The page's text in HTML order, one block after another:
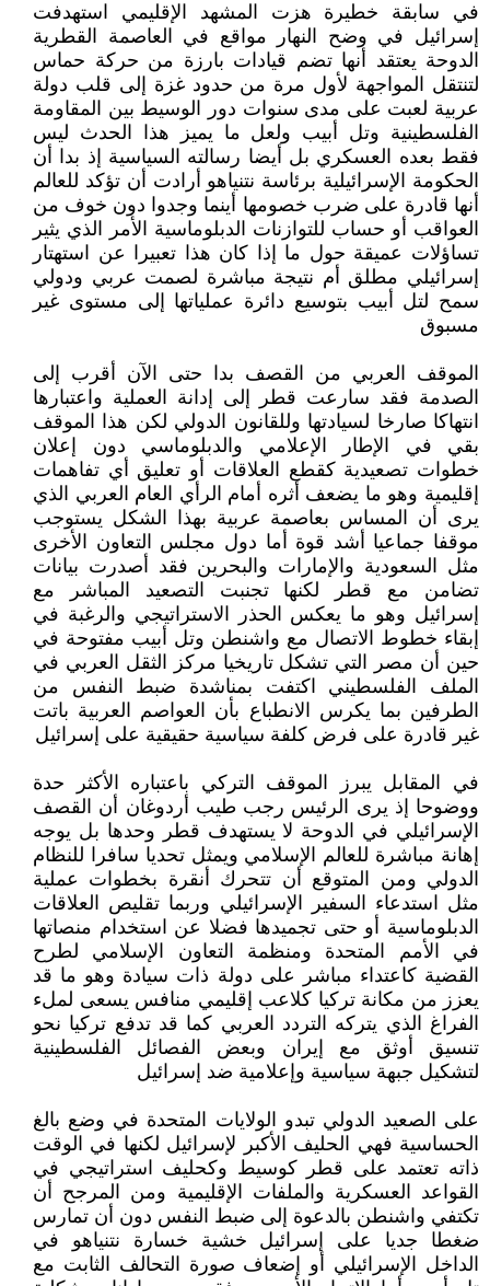
في سابقة خطيرة هزت المشهد الإقليمي استهدفت
إسرائيل في وضح النهار مواقع في العاصمة القطرية
الدوحة يعتقد أنها تضم قيادات بارزة من حركة حماس
لتنتقل المواجهة لأول مرة من حدود غزة إلى قلب دولة
عربية لعبت على مدى سنوات دور الوسيط بين المقاومة
الفلسطينية وتل أبيب ولعل ما يميز هذا الحدث ليس
فقط بعده العسكري بل أيضا رسالته السياسية إذ بدا أن
الحكومة الإسرائيلية برئاسة نتنياهو أرادت أن تؤكد للعالم
أنها قادرة على ضرب خصومها أينما وجدوا دون خوف من
العواقب أو حساب للتوازنات الدبلوماسية الأمر الذي يثير
تساؤلات عميقة حول ما إذا كان هذا تعبيرا عن استهتار
إسرائيلي مطلق أم نتيجة مباشرة لصمت عربي ودولي
سمح لتل أبيب بتوسيع دائرة عملياتها إلى مستوى غير
مسبوق
الموقف العربي من القصف بدا حتى الآن أقرب إلى
الصدمة فقد سارعت قطر إلى إدانة العملية واعتبارها
انتهاكا صارخا لسيادتها وللقانون الدولي لكن هذا الموقف
بقي في الإطار الإعلامي والدبلوماسي دون إعلان
خطوات تصعيدية كقطع العلاقات أو تعليق أي تفاهمات
إقليمية وهو ما يضعف أثره أمام الرأي العام العربي الذي
يرى أن المساس بعاصمة عربية بهذا الشكل يستوجب
موقفا جماعيا أشد قوة أما دول مجلس التعاون الأخرى
مثل السعودية والإمارات والبحرين فقد أصدرت بيانات
تضامن مع قطر لكنها تجنبت التصعيد المباشر مع
إسرائيل وهو ما يعكس الحذر الاستراتيجي والرغبة في
إبقاء خطوط الاتصال مع واشنطن وتل أبيب مفتوحة في
حين أن مصر التي تشكل تاريخيا مركز الثقل العربي في
الملف الفلسطيني اكتفت بمناشدة ضبط النفس من
الطرفين بما يكرس الانطباع بأن العواصم العربية باتت
غير قادرة على فرض كلفة سياسية حقيقية على إسرائيل
في المقابل يبرز الموقف التركي باعتباره الأكثر حدة
ووضوحا إذ يرى الرئيس رجب طيب أردوغان أن القصف
الإسرائيلي في الدوحة لا يستهدف قطر وحدها بل يوجه
إهانة مباشرة للعالم الإسلامي ويمثل تحديا سافرا للنظام
الدولي ومن المتوقع أن تتحرك أنقرة بخطوات عملية
مثل استدعاء السفير الإسرائيلي وربما تقليص العلاقات
الدبلوماسية أو حتى تجميدها فضلا عن استخدام منصاتها
في الأمم المتحدة ومنظمة التعاون الإسلامي لطرح
القضية كاعتداء مباشر على دولة ذات سيادة وهو ما قد
يعزز من مكانة تركيا كلاعب إقليمي منافس يسعى لملء
الفراغ الذي يتركه التردد العربي كما قد تدفع تركيا نحو
تنسيق أوثق مع إيران وبعض الفصائل الفلسطينية
لتشكيل جبهة سياسية وإعلامية ضد إسرائيل
على الصعيد الدولي تبدو الولايات المتحدة في وضع بالغ
الحساسية فهي الحليف الأكبر لإسرائيل لكنها في الوقت
ذاته تعتمد على قطر كوسيط وكحليف استراتيجي في
القواعد العسكرية والملفات الإقليمية ومن المرجح أن
تكتفي واشنطن بالدعوة إلى ضبط النفس دون أن تمارس
ضغطا جديا على إسرائيل خشية خسارة نتنياهو في
الداخل الإسرائيلي أو إضعاف صورة التحالف الثابت مع